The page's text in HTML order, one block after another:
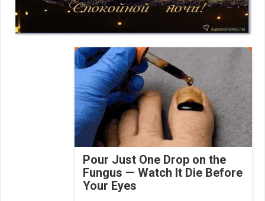
Pour Just One Drop on the
Fungus — Watch It Die Before
Your Eyes